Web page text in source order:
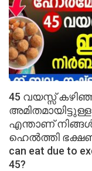
45 വയസ്സ്
എന്താണ്
ഹെൽത്തി ഭക്ഷണം
can eat due to
45?